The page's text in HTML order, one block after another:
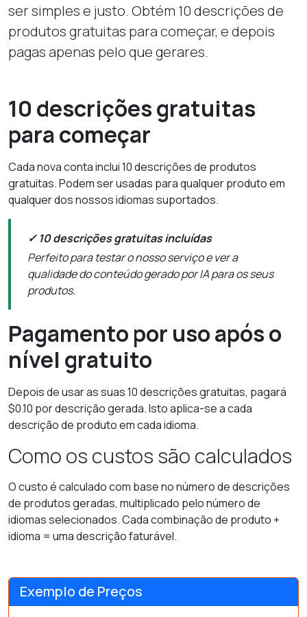
ser simples e justo. Obtém 10 descrições de
produtos gratuitas para começar, e depois
pagas apenas pelo que gerares.
10 descrições gratuitas
para começar
Cada nova conta inclui 10 descrições de produtos
gratuitas. Podem ser usadas para qualquer produto em
qualquer dos nossos idiomas suportados.
✓ 10 descrições gratuitas incluídas
Perfeito para testar o nosso serviço e ver a
qualidade do conteúdo gerado por IA para os seus
produtos.
Pagamento por uso após o
nível gratuito
Depois de usar as suas 10 descrições gratuitas, pagará
$0.10 por descrição gerada. Isto aplica-se a cada
descrição de produto em cada idioma.
Como os custos são calculados
O custo é calculado com base no número de descrições
de produtos geradas, multiplicado pelo número de
idiomas selecionados. Cada combinação de produto +
idioma = uma descrição faturável.
Exemplo de Preços